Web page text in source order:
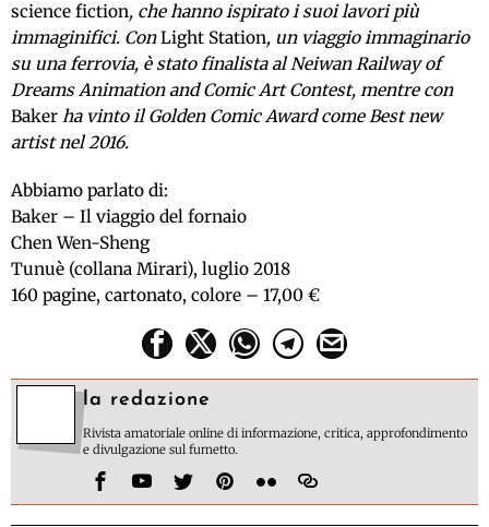
science fiction, che hanno ispirato i suoi lavori più
immaginifici. ConLight Station, un viaggio immaginario
su una ferrovia, è stato finalista al Neiwan Railway of
Dreams Animation and Comic Art Contest, mentre con
Baker ha vinto il Golden Comic Award come Best new
artist nel 2016.
Abbiamo parlato di:
Baker – Il viaggio del fornaio
Chen Wen-Sheng
Tunuè (collana Mirari), luglio 2018
160 pagine, cartonato, colore – 17,00 €
la redazione
Rivista amatoriale online di informazione, critica, approfondimento
e divulgazione sul fumetto.